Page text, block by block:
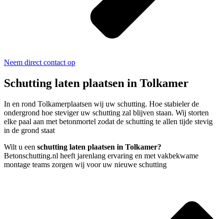
Neem direct contact op
Schutting laten plaatsen in Tolkamer
In en rond Tolkamerplaatsen wij uw schutting. Hoe stabieler de
ondergrond hoe steviger uw schutting zal blijven staan. Wij storten
elke paal aan met betonmortel zodat de schutting te allen tijde stevig
in de grond staat
Wilt u een schutting laten plaatsen in Tolkamer?
Betonschutting.nl heeft jarenlang ervaring en met vakbekwame
montage teams zorgen wij voor uw nieuwe schutting